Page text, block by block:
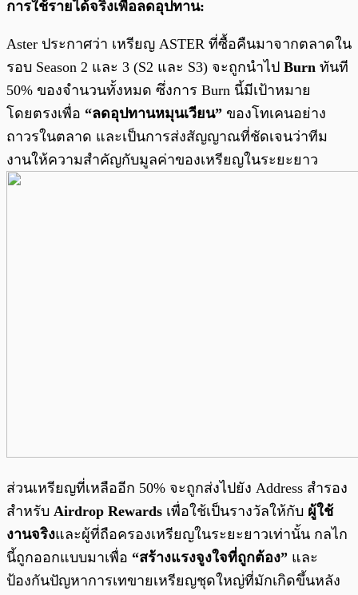
การใช้รายได้จริงเพื่อลดอุปทาน:
Aster ประกาศว่า เหรียญ ASTER ที่ซื้อคืนมาจากตลาดใน
รอบ Season 2 และ 3 (S2 และ S3) จะถูกนำไป Burn ทันที
50% ของจำนวนทั้งหมด ซึ่งการ Burn นี้มีเป้าหมาย
โดยตรงเพื่อ “ลดอุปทานหมุนเวียน” ของโทเคนอย่าง
ถาวรในตลาด และเป็นการส่งสัญญาณที่ชัดเจนว่าทีม
งานให้ความสำคัญกับมูลค่าของเหรียญในระยะยาว
ส่วนเหรียญที่เหลืออีก 50% จะถูกส่งไปยัง Address สำรอง
สำหรับ Airdrop Rewards เพื่อใช้เป็นรางวัลให้กับ ผู้ใช้
งานจริงและผู้ที่ถือครองเหรียญในระยะยาวเท่านั้น กลไก
นี้ถูกออกแบบมาเพื่อ “สร้างแรงจูงใจที่ถูกต้อง” และ
ป้องกันปัญหาการเทขายเหรียญชุดใหญ่ที่มักเกิดขึ้นหลัง